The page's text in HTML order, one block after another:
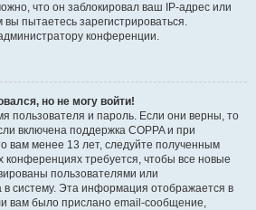
что он заблокировал ваш IP-адрес или
пытаетесь зарегистрироваться.
конференции.
но не могу войти!
пользователя и пароль. Если они верны, то
включена поддержка COPPA и при
вам менее 13 лет, следуйте полученным
конференциях требуется, чтобы все новые
пользователями или
систему. Эта информация отображается в
вам было прислано email-сообщение,